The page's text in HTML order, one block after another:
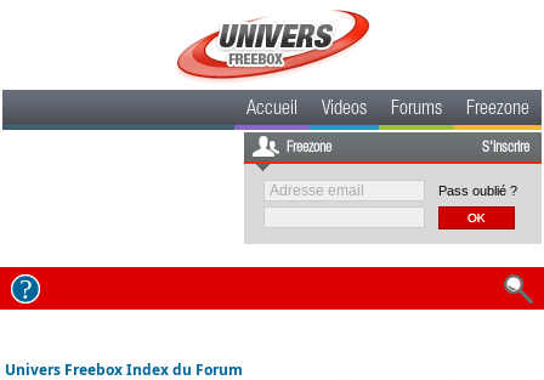
Accueil Videos Forums Freezone
Freezone S'inscrire
Pass oublié ?
Univers Freebox Index du Forum